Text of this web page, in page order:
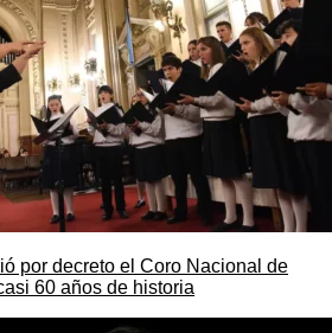
por decreto el Coro Nacional de
60 años de historia